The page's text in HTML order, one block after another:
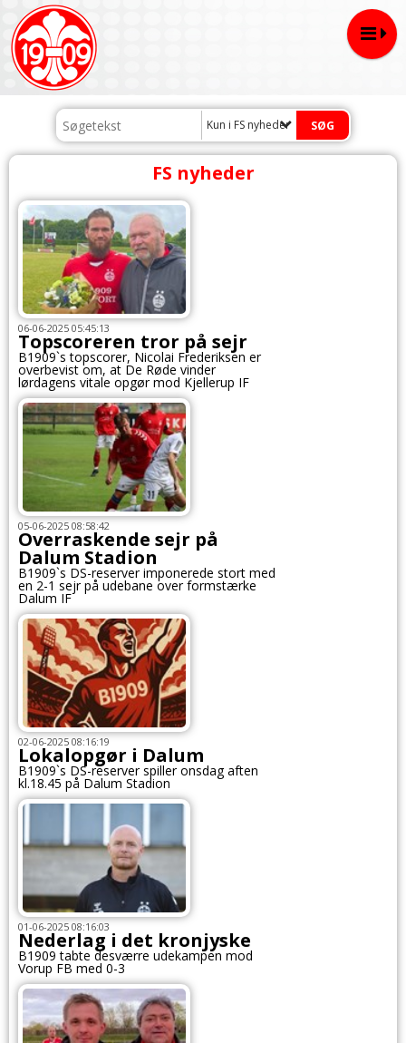
Kun i FS nyheder
FS nyheder
06-06-2025 05:45:13
Topscoreren tror på sejr
B1909`s topscorer, Nicolai Frederiksen er
overbevist om, at De Røde vinder
lørdagens vitale opgør mod Kjellerup IF
05-06-2025 08:58:42
Overraskende sejr på
Dalum Stadion
B1909`s DS-reserver imponerede stort med
en 2-1 sejr på udebane over formstærke
Dalum IF
02-06-2025 08:16:19
Lokalopgør i Dalum
B1909`s DS-reserver spiller onsdag aften
kl.18.45 på Dalum Stadion
01-06-2025 08:16:03
Nederlag i det kronjyske
B1909 tabte desværre udekampen mod
Vorup FB med 0-3